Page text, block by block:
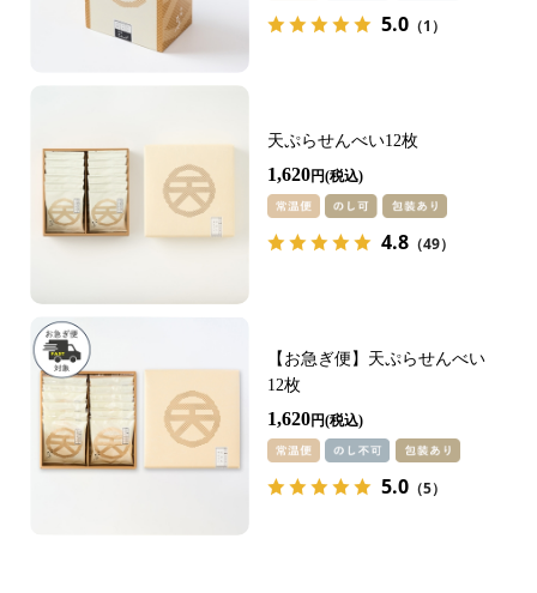
5.0 （1）
天ぷらせんべい12枚
1,620円
4.8 （49）
【お急ぎ便】天ぷらせんべい
12枚
1,620円
5.0 （5）